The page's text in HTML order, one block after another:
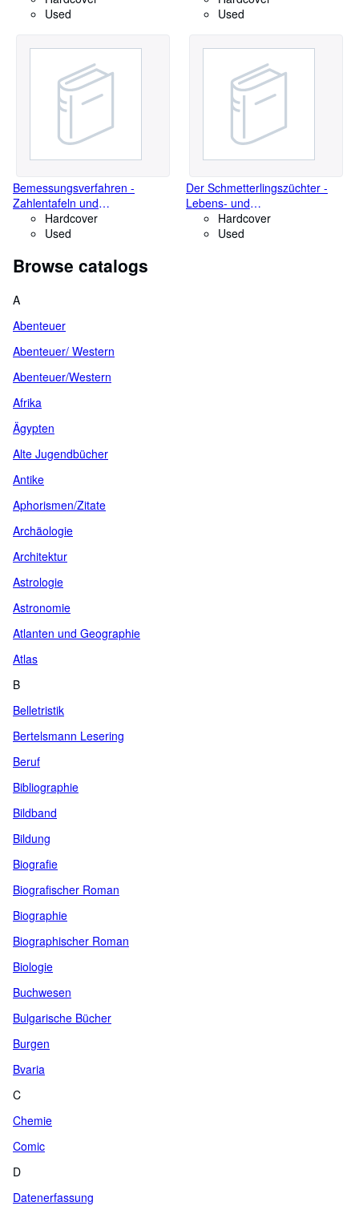
Umwelt mit 591 Abbildungen
und 21 farbigen Tafeln
1914 Used
1911 Used
Bemessungsverfahren -
Zahlentafeln und
Zahlenbeispiele zu den
Deutschen
März 1943
Hardcover
Used
Der Schmetterlingszüchter -
Lebens- und
Entwicklungsweise unserer
einheimischen Schmetterlinge
Hardcover
Used
Browse catalogs
A
Abenteuer
Abenteuer/ Western
Abenteuer/Western
Afrika
Ägypten
Alte Jugendbücher
Antike
Aphorismen/Zitate
Archäologie
Architektur
Astrologie
Astronomie
Atlanten und Geographie
Atlas
B
Belletristik
Bertelsmann Lesering
Beruf
Bibliographie
Bildband
Bildung
Biografie
Biografischer Roman
Biographie
Biographischer Roman
Biologie
Buchwesen
Bulgarische Bücher
Burgen
Bvaria
C
Chemie
Comic
D
Datenerfassung